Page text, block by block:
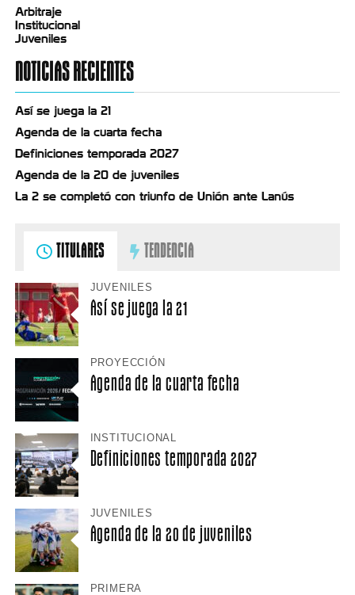
Arbitraje
Institucional
Juveniles
NOTICIAS RECIENTES
Así se juega la 21
Agenda de la cuarta fecha
Definiciones temporada 2027
Agenda de la 20 de juveniles
La 2 se completó con triunfo de Unión ante Lanús
TITULARES TENDENCIA
JUVENILES
Así se juega la 21
PROYECCIÓN
Agenda de la cuarta fecha
INSTITUCIONAL
Definiciones temporada 2027
JUVENILES
Agenda de la 20 de juveniles
PRIMERA